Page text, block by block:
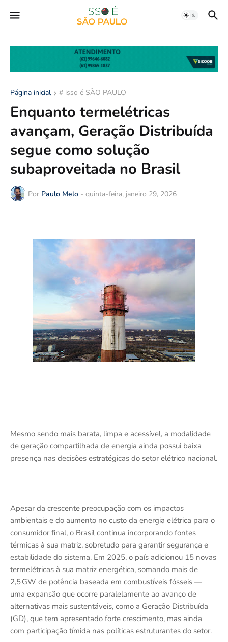
Página inicial # isso é SÃO PAULO
Enquanto termelétricas
avançam, Geração Distribuída
segue como solução
subaproveitada no Brasil
Por Paulo Melo - quinta-feira, janeiro 29, 2026
Mesmo sendo mais barata, limpa e acessível, a modalidade
de geração compartilhada de energia ainda possui baixa
presença nas decisões estratégicas do setor elétrico nacional.
Apesar da crescente preocupação com os impactos
ambientais e do aumento no custo da energia elétrica para o
consumidor final, o Brasil continua incorporando fontes
térmicas à sua matriz, sobretudo para garantir segurança e
estabilidade do sistema. Em 2025, o país adicionou 15 novas
termelétricas à sua matriz energética, somando mais de
2,5 GW de potência baseada em combustíveis fósseis —
uma expansão que ocorre paralelamente ao avanço de
alternativas mais sustentáveis, como a Geração Distribuída
(GD), que tem apresentado forte crescimento, mas ainda
com participação tímida nas políticas estruturantes do setor.